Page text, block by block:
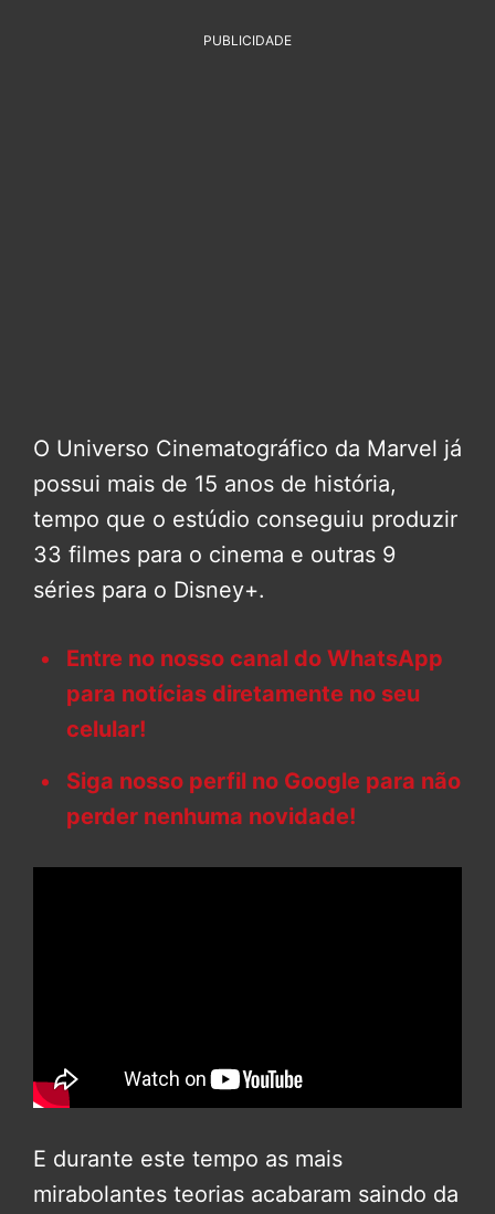
PUBLICIDADE
O Universo Cinematográfico da Marvel já
possui mais de 15 anos de história,
tempo que o estúdio conseguiu produzir
33 filmes para o cinema e outras 9
séries para o Disney+.
Entre no nosso canal do WhatsApp
para notícias diretamente no seu
celular!
Siga nosso perfil no Google para não
perder nenhuma novidade!
E durante este tempo as mais
mirabolantes teorias acabaram saindo da